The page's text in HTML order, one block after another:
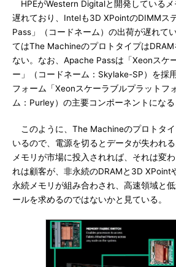
HPEがWestern Digitalと開発している
遅れており、Intelも3D XPointのDIMMス
Pass」（コードネーム）の出荷が遅れて
てはThe Machineのプロトタイプは
ない。なお、Apache Passは「Xeonスケ
ー」（コードネーム：Skylake-SP）を採
フォーム「Xeonスケーラブルプラットフ
ム：Purley）の主要コンポーネントになる
このように、The Machineのプロトタ
いるので、電源を切るとデータが失われ
メモリが市場に投入されれば、それは変
れは顧客が、非永続のDRAMと3D XPoint
永続メモリが組み合わされ、高速領域と
ールを求めるのではないかと見ている。